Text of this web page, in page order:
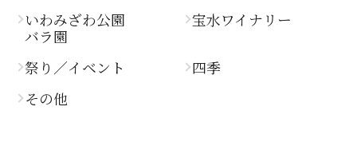
いわみざわ公園
バラ園
宝水ワイナリー
祭り／イベント
四季
その他